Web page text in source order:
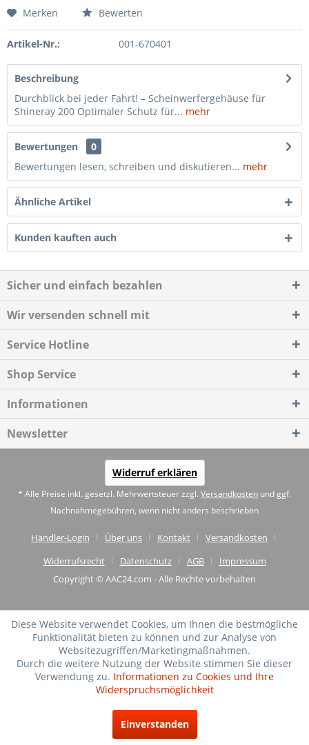
Merken Bewerten
Artikel-Nr.: 001-670401
Beschreibung
Durchblick bei jeder Fahrt! – Scheinwerfergehäuse für
Shineray 200 Optimaler Schutz für... mehr
Bewertungen
0
Bewertungen lesen, schreiben und diskutieren... mehr
Ähnliche Artikel
Kunden kauften auch
Sicher und einfach bezahlen
Wir versenden schnell mit
Service Hotline
Shop Service
Informationen
Newsletter
Widerruf erklären
* Alle Preise inkl. gesetzl. Mehrwertsteuer zzgl. Versandkosten und ggf.
Nachnahmegebühren, wenn nicht anders beschrieben
Händler-Login Über uns Kontakt
Versandkosten
Widerrufsrecht
Datenschutz AGB
Impressum
Copyright © AAC24.com - Alle Rechte vorbehalten
Diese Website verwendet Cookies, um Ihnen die bestmögliche
Funktionalität bieten zu können und zur Analyse von
Websitezugriffen/Marketingmaßnahmen.
Durch die weitere Nutzung der Website stimmen Sie dieser
Verwendung zu. Informationen zu Cookies und Ihre
Widerspruchsmöglichkeit
Einverstanden
(4.75 / 5)
Bewertungen bei: shopvote.de ⓘ